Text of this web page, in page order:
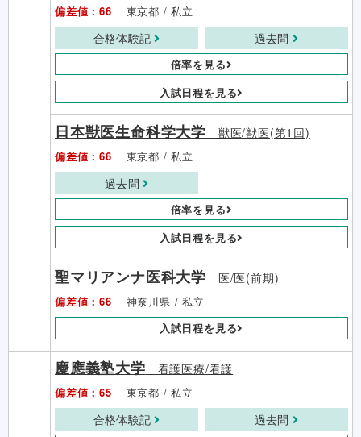
偏差値：66 東京都 / 私立
合格体験記 過去問
倍率を見る
入試日程を見る
日本獣医生命科学大学 獣医/獣医(第1回)
偏差値：66 東京都 / 私立
過去問
倍率を見る
入試日程を見る
聖マリアンナ医科大学 医/医(前期)
偏差値：66
神奈川県 / 私立
入試日程を見る
慶應義塾大学 看護医療/看護
偏差値：65 東京都 / 私立
合格体験記 過去問